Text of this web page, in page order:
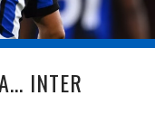
INTER